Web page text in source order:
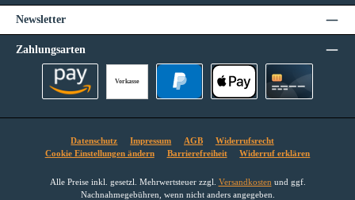
Newsletter
Zahlungsarten
Vorkasse
Datenschutz Impressum AGB
Widerrufsrecht
Cookie Einstellungen ändern
Barrierefreiheit Widerruf erklären
Alle Preise inkl. gesetzl. Mehrwertsteuer zzgl. Versandkosten und ggf.
Nachnahmegebühren, wenn nicht anders angegeben.